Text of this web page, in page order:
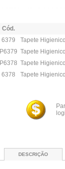
Cód.
6379
Tapete
P6379 Tapete
P6378 Tapete
6378
Tapete
DESCRIÇÃO